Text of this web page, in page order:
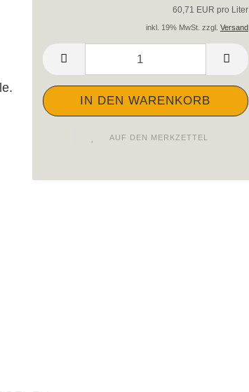
60,71 EUR pro Liter
inkl. 19% MwSt. zzgl. Versand
AUF DEN MERKZETTEL